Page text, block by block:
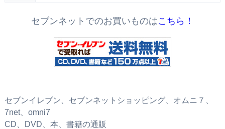
セブンネットでのお買いものはこちら！
セブンイレブン、セブンネットショッピング、オムニ７、
7net、omni7
CD、DVD、本、書籍の通販